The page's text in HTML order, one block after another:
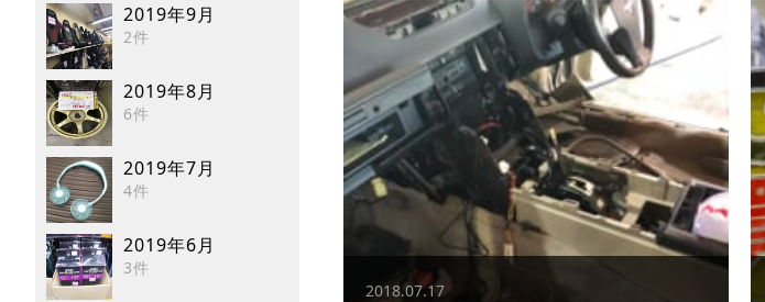
2019年9月
2件
2019年8月
6件
2019年7月
4件
2019年6月
3件
2018.07.17